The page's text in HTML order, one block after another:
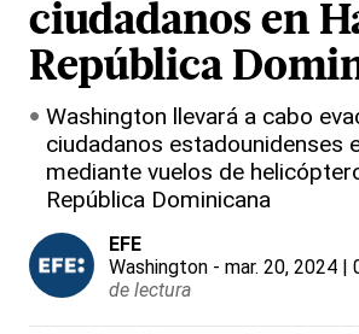
ciudadanos en
República
Washington llevará a cabo
ciudadanos estadounidenses
mediante vuelos de
República Dominicana
EFE
Washington - mar. 20, 2024 |
de lectura